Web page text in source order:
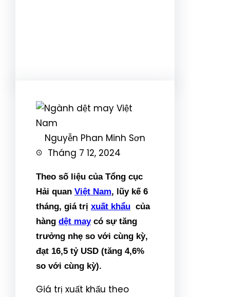
Nguyễn Phan Minh Sơn
Tháng 7 12, 2024
Theo số liệu của Tổng cục
Hải quan Việt Nam, lũy kế 6
tháng, giá trị xuất khẩu của
hàng dệt maycó sự tăng
trưởng nhẹ so với cùng kỳ,
đạt 16,5 tỷ USD (tăng 4,6%
so với cùng kỳ).
Giá trị xuất khẩu theo